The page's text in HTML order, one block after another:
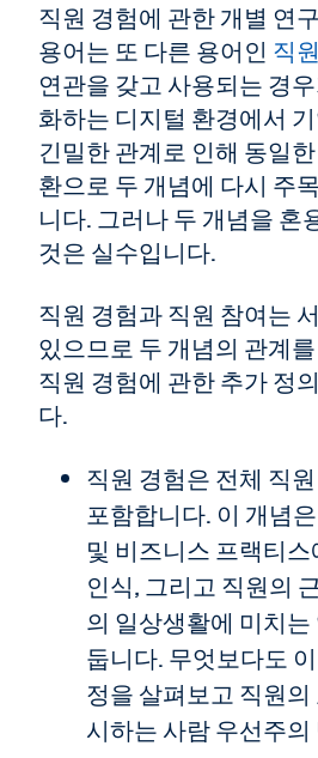
직원 경험에 관한 개별 연
용어는 또 다른 용어인 직
연관을 갖고 사용되는 경
화하는 디지털 환경에서
긴밀한 관계로 인해 동일
환으로 두 개념에 다시 주
니다. 그러나 두 개념을 혼
것은 실수입니다.
직원 경험과 직원 참여는
있으므로 두 개념의 관계
직원 경험에 관한 추가 정
다.
직원 경험은 전체 직
포함합니다. 이 개념
및 비즈니스 프랙티
인식, 그리고 직원의
의 일상생활에 미치
둡니다. 무엇보다도
정을 살펴보고 직원
시하는 사람 우선주